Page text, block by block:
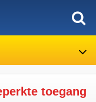
toegang